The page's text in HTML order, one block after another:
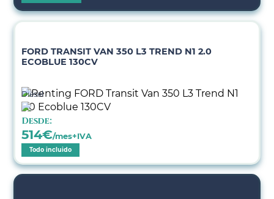
FORD TRANSIT VAN 350 L3 TREND N1 2.0
ECOBLUE 130CV
Diésel
Desde:
514€/mes+IVA
Todo incluido